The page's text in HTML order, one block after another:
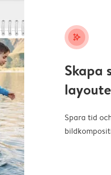
stars_plus
Skapa
Spara tid